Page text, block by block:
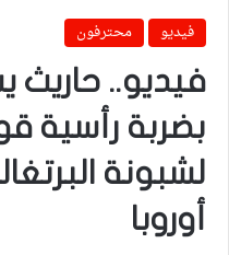
فيديو
محترفون
فيديو.. حاريث
بضربة رأسية
لشبونة
أوروبا